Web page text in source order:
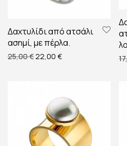
Δαχτυλίδι από ατσάλι
ασημί, με πέρλα.
25,00€ Original price was: 25,00 €.
22,00 €Η τρέχουσα τιμή